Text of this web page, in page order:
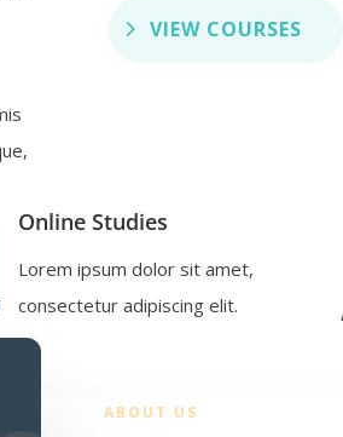
VIEW COURSES
Online Studies
Lorem ipsum dolor sit amet,
consectetur adipiscing elit.
ABOUT US